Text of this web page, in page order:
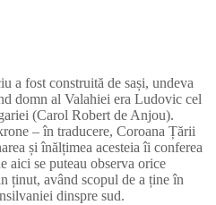
a fost construită de sași, undeva
domn al Valahiei era Ludovic cel
(Carol Robert de Anjou).
– în traducere, Coroana Țării
și înălțimea acesteia îi conferea
aici se puteau observa orice
ținut, având scopul de a ține în
dinspre sud.